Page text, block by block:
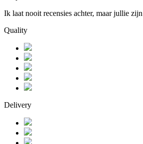
Ik laat nooit recensies achter, maar jullie
Quality
Delivery